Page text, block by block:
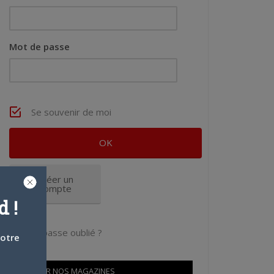
Mot de passe
Se souvenir de moi
Créer un
compte
Mot de passe oublié ?
OÙ TROUVER NOS MAGAZINES
!